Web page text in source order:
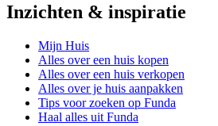
Inzichten & inspiratie
Mijn Huis
Alles over een huis kopen
Alles over een huis verkopen
Alles over je huis aanpakken
Tips voor zoeken op Funda
Haal alles uit Funda